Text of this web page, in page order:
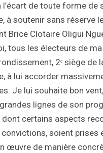
l’écart de toute forme de
à soutenir sans réserve
Brice Clotaire Oligui
tous les électeurs de
2ᵉ siège de
à lui accorder
Je lui souhaite bon
lignes de son
dont certains aspects
soient prises
œuvre de manière